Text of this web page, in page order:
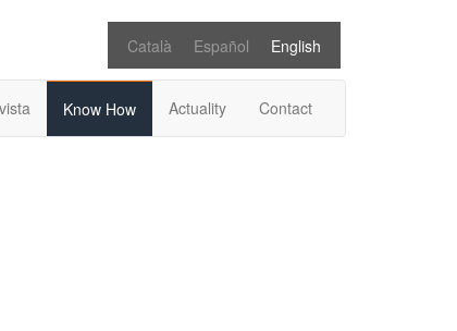
Català Español English
Know How Actuality Contact